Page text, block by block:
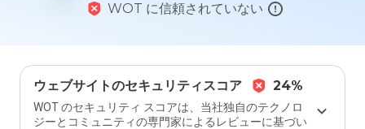
WOT に信頼されていない
ウェブサイトのセキュリティスコア 24%
WOT のセキュリティ スコアは、当社独自のテクノロ
ジーとコミュニティの専門家によるレビューに基づい
価し
ます
か？